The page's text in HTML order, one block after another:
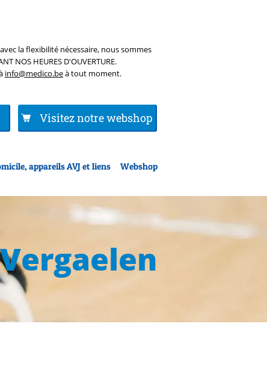
Visitez notre webshop
la flexibilité nécessaire, nous sommes
NOS HEURES D'OUVERTURE.
info@medico.beà tout moment.
appareils AVJ et liens
Webshop